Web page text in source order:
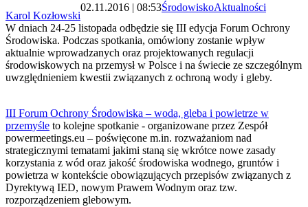
Karol Kozłowski
02.11.2016 | 08:53ŚrodowiskoAktualności
W dniach 24-25 listopada odbędzie się III edycja Forum Ochrony
Środowiska. Podczas spotkania, omówiony zostanie wpływ
aktualnie wprowadzanych oraz projektowanych regulacji
środowiskowych na przemysł w Polsce i na świecie ze szczególnym
uwzględnieniem kwestii związanych z ochroną wody i gleby.
III Forum Ochrony Środowiska – woda, gleba i powietrze w
przemyśle to kolejne spotkanie - organizowane przez Zespół
powermeetings.eu – poświęcone m.in. rozważaniom nad
strategicznymi tematami jakimi staną się wkrótce nowe zasady
korzystania z wód oraz jakość środowiska wodnego, gruntów i
powietrza w kontekście obowiązujących przepisów związanych z
Dyrektywą IED, nowym Prawem Wodnym oraz tzw.
rozporządzeniem glebowym.